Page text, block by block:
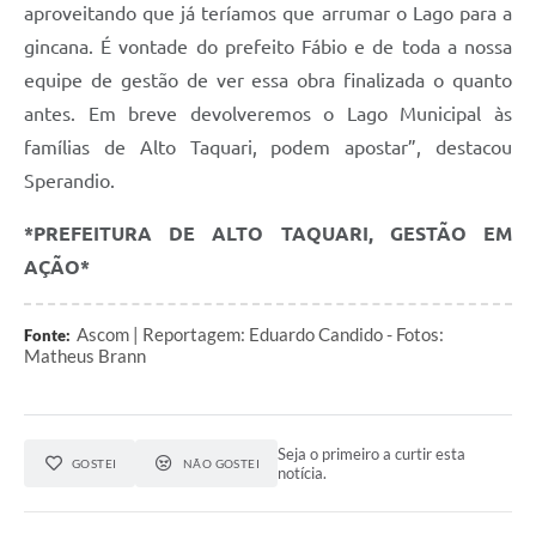
aproveitando que já teríamos que arrumar o Lago para a
gincana. É vontade do prefeito Fábio e de toda a nossa
equipe de gestão de ver essa obra finalizada o quanto
antes. Em breve devolveremos o Lago Municipal às
famílias de Alto Taquari, podem apostar”, destacou
Sperandio.
*PREFEITURA DE ALTO TAQUARI, GESTÃO EM
AÇÃO*
Fonte: Ascom | Reportagem: Eduardo Candido - Fotos:
Matheus Brann
GOSTEI NÃO GOSTEI
Seja o primeiro a curtir esta
notícia.